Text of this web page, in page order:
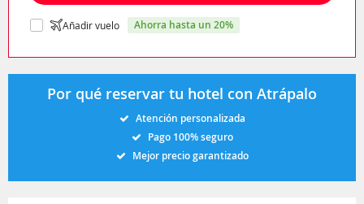
Añadir vuelo ahorra hasta un 20%
Por qué reservar tu hotel con Atrápalo
Atención personalizada
Pago 100% seguro
Mejor precio garantizado